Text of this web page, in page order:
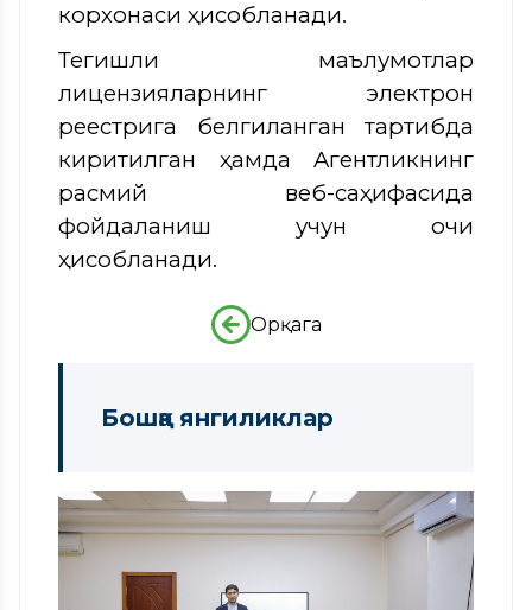
корхонаси ҳисобланади.
Тегишли маълумотлар
лицензияларнинг электрон
реестрига белгиланган тартибда
киритилган ҳамда Aгентликнинг
расмий веб-саҳифасида
фойдаланиш учун очиқ
ҳисобланади.
Орқага
Бошқа янгиликлар